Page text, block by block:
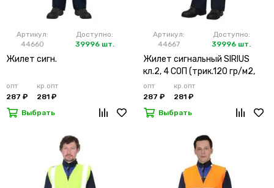
Артикул:
44660
Доступно:
39996 шт.
Жилет сигн.
опт
287 ₽
кр.опт
281 ₽
Выбрать
Артикул:
44667
Доступно:
39996 шт.
Жилет сигнальный SIRIUS
кл.2, 4 СОП (трик.120 гр/м2,
карманы) лимонный
опт
287 ₽
кр.опт
281 ₽
Выбрать